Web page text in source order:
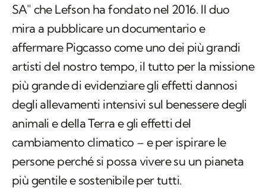
SA" che Lefson ha fondato nel 2016. Il duo
mira a pubblicare un documentario e
affermare Pigcasso come uno dei più grandi
artisti del nostro tempo, il tutto per la missione
più grande di evidenziare gli effetti dannosi
degli allevamenti intensivi sul benessere degli
animali e della Terra e gli effetti del
cambiamento climatico – e per ispirare le
persone perché si possa vivere su un pianeta
più gentile e sostenibile per tutti.